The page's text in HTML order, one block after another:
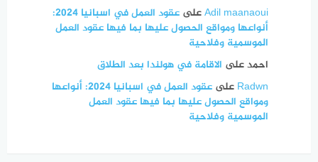
Adil maanaouiعلى
عقود العمل في اسبانيا 2024:
أنواعها ومواقع الحصول عليها بما فيها عقود العمل
الموسمية وفلاحية
احمدعلى الاقامة في هولندا بعد الطلاق
Radwn على
عقود العمل في اسبانيا 2024: أنواعها
ومواقع الحصول عليها بما فيها عقود العمل
الموسمية وفلاحية